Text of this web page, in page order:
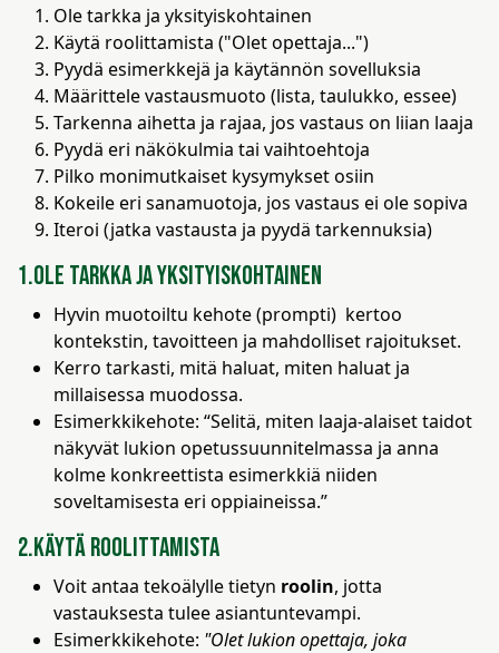
Ole tarkka ja yksityiskohtainen
Käytä roolittamista ("Olet opettaja...")
Pyydä esimerkkejä ja käytännön sovelluksia
Määrittele vastausmuoto (lista, taulukko, essee)
Tarkenna aihetta ja rajaa, jos vastaus on liian laaja
Pyydä eri näkökulmia tai vaihtoehtoja
Pilko monimutkaiset kysymykset osiin
Kokeile eri sanamuotoja, jos vastaus ei ole sopiva
Iteroi (jatka vastausta ja pyydä tarkennuksia)
1.Ole tarkka ja yksityiskohtainen
Hyvin muotoiltu kehote (prompti) kertoo
kontekstin, tavoitteen ja mahdolliset rajoitukset.
Kerro tarkasti, mitä haluat, miten haluat ja
millaisessa muodossa.
Esimerkkikehote: “Selitä, miten laaja-alaiset taidot
näkyvät lukion opetussuunnitelmassa ja anna
kolme konkreettista esimerkkiä niiden
soveltamisesta eri oppiaineissa.”
2.Käytä roolittamista
Voit antaa tekoälylle tietyn roolin, jotta
vastauksesta tulee asiantuntevampi.
Esimerkkikehote: "Olet lukion opettaja, joka